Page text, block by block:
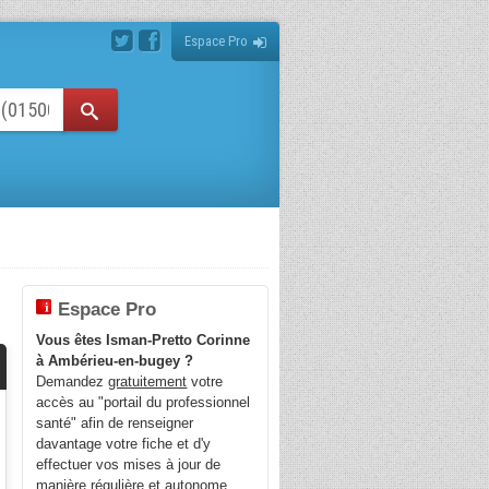
Espace Pro
Espace Pro
Vous êtes Isman-Pretto Corinne
à Ambérieu-en-bugey ?
Demandezgratuitement votre
accès au "portail du professionnel
santé" afin de renseigner
davantage votre fiche et d'y
effectuer vos mises à jour de
manière régulière et autonome.